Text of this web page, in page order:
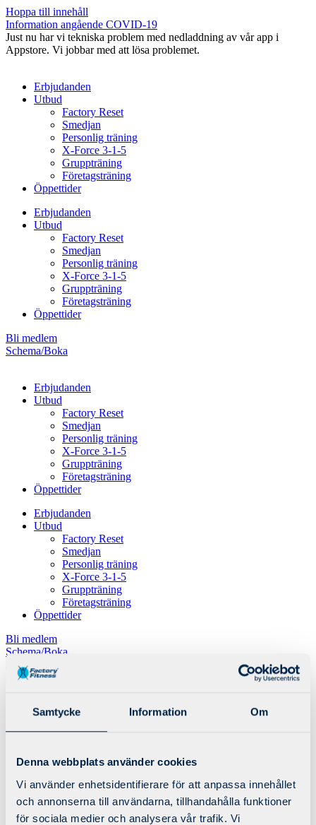
Samtycke Information Om
Denna webbplats använder cookies
Vi använder enhetsidentifierare för att anpassa innehållet
och annonserna till användarna, tillhandahålla funktioner
för sociala medier och analysera vår trafik. Vi
Hoppa till innehåll
Information angående COVID-19
Just nu har vi tekniska problem med nedladdning av vår app i
Appstore. Vi jobbar med att lösa problemet.
Erbjudanden
Utbud
Factory Reset
Smedjan
Personlig träning
X-Force 3-1-5
Gruppträning
Företagsträning
Öppettider
Erbjudanden
Utbud
Factory Reset
Smedjan
Personlig träning
X-Force 3-1-5
Gruppträning
Företagsträning
Öppettider
Bli medlem
Schema/Boka
Erbjudanden
Utbud
Factory Reset
Smedjan
Personlig träning
X-Force 3-1-5
Gruppträning
Företagsträning
Öppettider
Erbjudanden
Utbud
Factory Reset
Smedjan
Personlig träning
X-Force 3-1-5
Gruppträning
Företagsträning
Öppettider
Bli medlem
Schema/Boka
Just nu bygger vi om vår webbplats, under dem närmsta dagarna
kan vissa funktioner/sidor tillfälligt vara ur funktion.
Erbjudanden
Personlig träning
Gruppträning
Företagsträning
Öppettider